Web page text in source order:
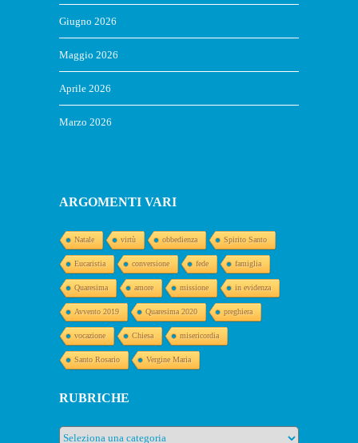
Giugno 2026
Maggio 2026
Aprile 2026
Marzo 2026
ARGOMENTI VARI
Natale virtù obbedienza Spirito Santo
Eucaristia conversione fede famiglia
Quaresima amore missione in evidenza
Avvento 2019 Quaresima 2020 preghiera
vocazione Chiesa misericordia
Santo Rosario Vergine Maria
RUBRICHE
Rubriche